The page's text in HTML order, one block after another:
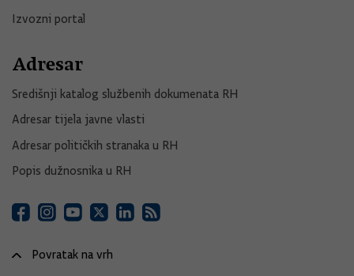
Izvozni portal
Adresar
Središnji katalog službenih dokumenata RH
Adresar tijela javne vlasti
Adresar političkih stranaka u RH
Popis dužnosnika u RH
Povratak na vrh